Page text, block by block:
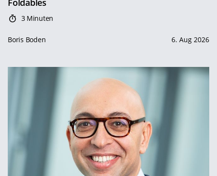
Foldables
3 Minuten
Boris Boden 6. Aug 2026